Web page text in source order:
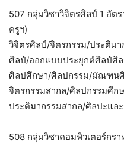
507 กลุ่มวิชาวิจิตรศิลป์ 1 อัต
ครูฯ)
วิจิตรศิลป์/จิตรกรรม/ประติม
ศิลป์/ออกแบบประยุกต์ศิลป์ศิ
ศิลปศึกษา/ศิลปกรรม/มัณฑน
จิตรกรรมสากล/ศิลปกรรมศึก
ประติมากรรมสากล/ศิลปะแล
508 กลุ่มวิชาคอมพิวเตอร์กร